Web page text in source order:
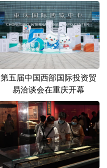
云南 西藏
青海 宁夏
黑龙江
Français عربى
日本語 한국어
第五届中国西部国际投资贸
易洽谈会在重庆开幕